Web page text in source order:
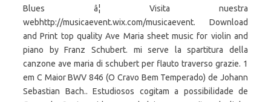
Blues â¦ Visita nuestra
webhttp://musicaevent.wix.com/musicaevent. Download
and Print top quality Ave Maria sheet music for violin and
piano by Franz Schubert. mi serve la spartitura della
canzone ave maria di schubert per flauto traverso grazie. 1
em C Maior BWV 846 (O Cravo Bem Temperado) de Johann
Sebastian Bach.. Estudiosos cogitam a possibilidade de